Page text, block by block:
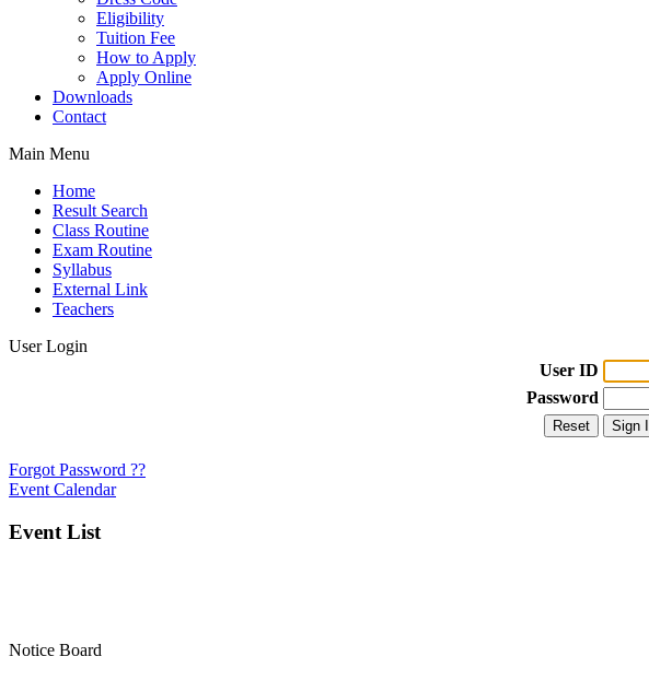
Eligibility
Tuition Fee
How to Apply
Apply Online
Downloads
Contact
Main Menu
Home
Result Search
Class Routine
Exam Routine
Syllabus
External Link
Teachers
User Login
User ID
Password
Forgot Password ??
Event Calendar
Event List
Notice Board